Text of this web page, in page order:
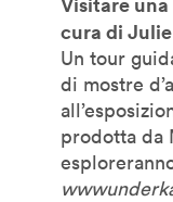
cura di
Un tour
di mostre
prodotta da